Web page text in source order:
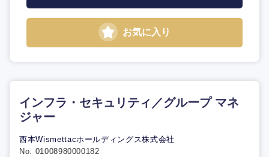
お気に入り
インフラ・セキュリティ／グループ マネ
ジャー
西本Wismettacホールディングス株式会社
No. 01008980000182